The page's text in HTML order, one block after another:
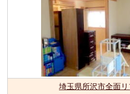
埼玉県所沢市全面リ